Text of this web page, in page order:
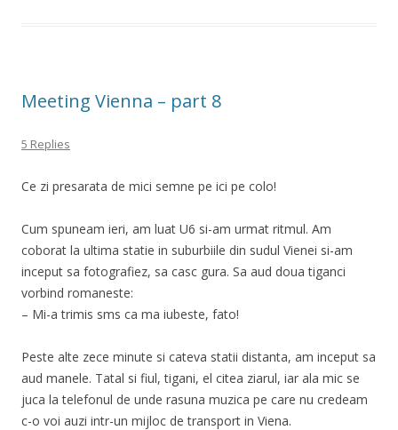
Meeting Vienna – part 8
5 Replies
Ce zi presarata de mici semne pe ici pe colo!
Cum spuneam ieri, am luat U6 si-am urmat ritmul. Am
coborat la ultima statie in suburbiile din sudul Vienei si-am
inceput sa fotografiez, sa casc gura. Sa aud doua tiganci
vorbind romaneste:
– Mi-a trimis sms ca ma iubeste, fato!
Peste alte zece minute si cateva statii distanta, am inceput sa
aud manele. Tatal si fiul, tigani, el citea ziarul, iar ala mic se
juca la telefonul de unde rasuna muzica pe care nu credeam
c-o voi auzi intr-un mijloc de transport in Viena.